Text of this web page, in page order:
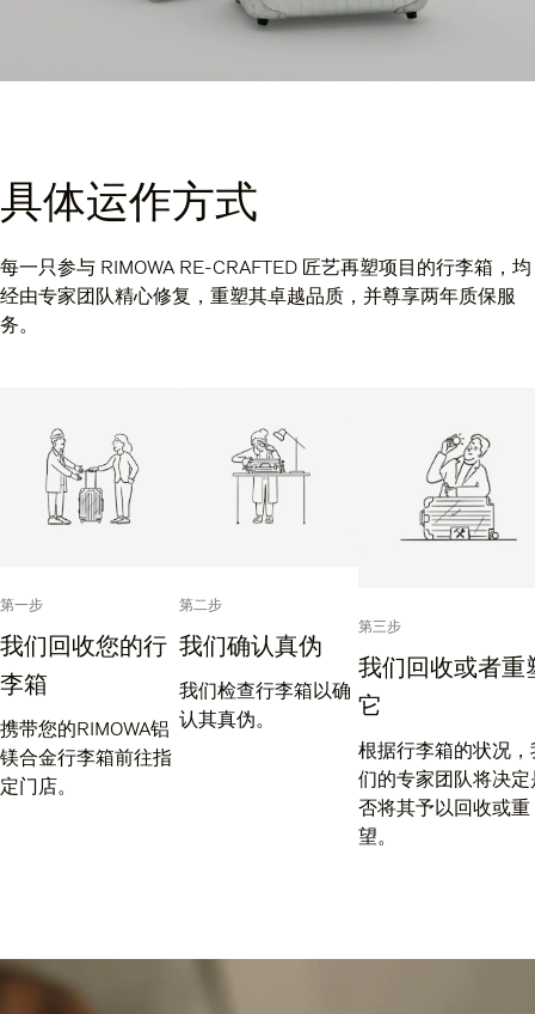
具体运作方式
每一只参与 RIMOWA RE-CRAFTED 匠艺再塑项目的行李箱，均
经由专家团队精心修复，重塑其卓越品质，并尊享两年质保服
务。
第一步
我们回收您的行
李箱
携带您的RIMOWA铝
镁合金行李箱前往指
定门店。
第二步
我们确认真伪
我们检查行李箱以确
认其真伪。
第三步
我们回收或者重
它
根据行李箱的状况，
们的专家团队将决定
否将其予以回收或重
望。